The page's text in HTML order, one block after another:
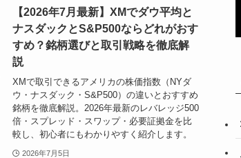
【2026年7月最新】XMでダウ平均と
ナスダックとS&P500ならどれがおす
すめ？銘柄選びと取引戦略を徹底解
説
XMで取引できるアメリカの株価指数（NYダ
ウ・ナスダック・S&P500）の違いとおすすめ
銘柄を徹底解説。2026年最新のレバレッジ500
倍・スプレッド・スワップ・必要証拠金を比
較し、初心者にもわかりやすく紹介します。
2026年7月5日